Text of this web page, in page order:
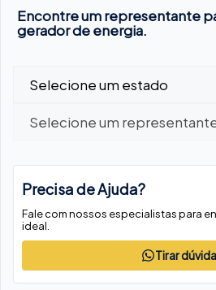
Encontre um representante
gerador de energia.
Precisa de Ajuda?
Fale com nossos especialistas para
ideal.
Tirar